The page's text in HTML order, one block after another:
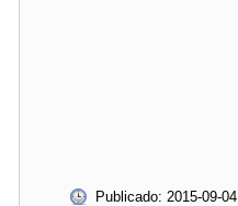
Publicado: 2015-09-04